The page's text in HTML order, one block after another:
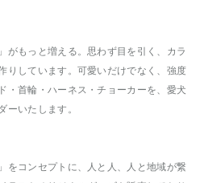
がもっと増える。思わず目を引く、カラ
りしています。可愛いだけでなく、強度
・首輪・ハーネス・チョーカーを、愛犬
ーいたします。
をコンセプトに、人と人、人と地域が繋